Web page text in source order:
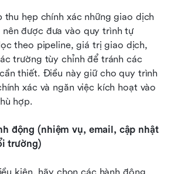
thu hẹp chính xác những giao dịch
nên được đưa vào quy trình tự
theo pipeline, giá trị giao dịch,
trường tùy chỉnh để tránh các
thiết. Điều này giữ cho quy trình
xác và ngăn việc kích hoạt vào
hợp.
động (nhiệm vụ, email, cập nhật
trường)